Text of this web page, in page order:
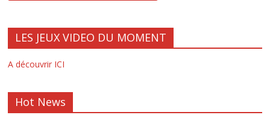
LES JEUX VIDEO DU MOMENT
A découvrir ICI
Hot News